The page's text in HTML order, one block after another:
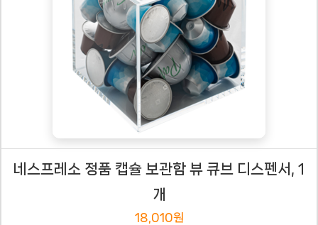
네스프레소 정품 캡슐 보관함 뷰 큐브 디스펜서, 1
개
18,010원